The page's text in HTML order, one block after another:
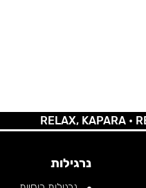
RELAX, KAPARA •
נרגילות